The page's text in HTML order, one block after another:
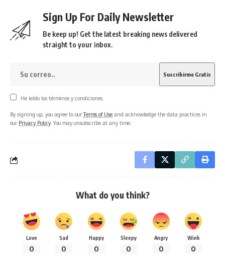
Sign Up For Daily Newsletter
Be keep up! Get the latest breaking news delivered
straight to your inbox.
He leído los términos y condiciones.
By signing up, you agree to ourTerms of Use and acknowledge the data practices in
our Privacy Policy. You may unsubscribe at any time.
What do you think?
Love
0
Sad
0
Happy
0
Sleepy
0
Angry
0
Wink
0